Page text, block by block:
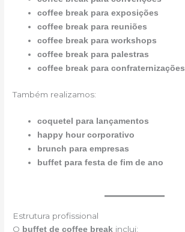
coffee break para exposições
coffee break para reuniões
coffee break para workshops
coffee break para palestras
coffee break para confraternizações
Também realizamos:
coquetel para lançamentos
happy hour corporativo
brunch para empresas
buffet para festa de fim de ano
Estrutura profissional
O buffet de coffee break inclui: